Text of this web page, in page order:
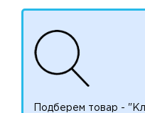
Подберем товар -